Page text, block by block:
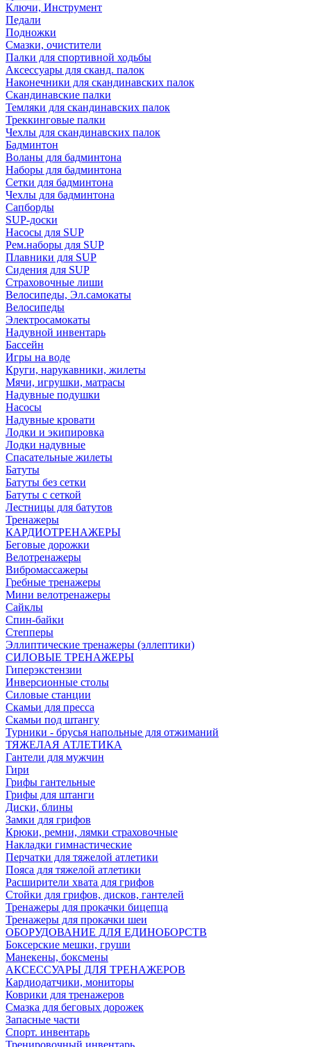
Ключи, Инструмент
Педали
Подножки
Смазки, очистители
Палки для спортивной ходьбы
Аксессуары для сканд. палок
Наконечники для скандинавских палок
Скандинавские палки
Темляки для скандинавских палок
Треккинговые палки
Чехлы для скандинавских палок
Бадминтон
Воланы для бадминтона
Наборы для бадминтона
Сетки для бадминтона
Чехлы для бадминтона
Сапборды
SUP-доски
Насосы для SUP
Рем.наборы для SUP
Плавники для SUP
Сидения для SUP
Страховочные лиши
Велосипеды, Эл.самокаты
Велосипеды
Электросамокаты
Надувной инвентарь
Бассейн
Игры на воде
Круги, нарукавники, жилеты
Мячи, игрушки, матрасы
Надувные подушки
Насосы
Надувные кровати
Лодки и экипировка
Лодки надувные
Спасательные жилеты
Батуты
Батуты без сетки
Батуты с сеткой
Лестницы для батутов
Тренажеры
КАРДИОТРЕНАЖЕРЫ
Беговые дорожки
Велотренажеры
Вибромассажеры
Гребные тренажеры
Мини велотренажеры
Сайклы
Спин-байки
Степперы
Эллиптические тренажеры (эллептики)
СИЛОВЫЕ ТРЕНАЖЕРЫ
Гиперэкстензии
Инверсионные столы
Силовые станции
Скамьи для пресса
Скамьи под штангу
Турники - брусья напольные для отжиманий
ТЯЖЕЛАЯ АТЛЕТИКА
Гантели для мужчин
Гири
Грифы гантельные
Грифы для штанги
Диски, блины
Замки для грифов
Крюки, ремни, лямки страховочные
Накладки гимнастические
Перчатки для тяжелой атлетики
Пояса для тяжелой атлетики
Расширители хвата для грифов
Стойки для грифов, дисков, гантелей
Тренажеры для прокачки бицепца
Тренажеры для прокачки шеи
ОБОРУДОВАНИЕ ДЛЯ ЕДИНОБОРСТВ
Боксерские мешки, груши
Манекены, боксмены
АКСЕССУАРЫ ДЛЯ ТРЕНАЖЕРОВ
Кардиодатчики, мониторы
Коврики для тренажеров
Смазка для беговых дорожек
Запасные части
Спорт. инвентарь
Тренировочный инвентарь